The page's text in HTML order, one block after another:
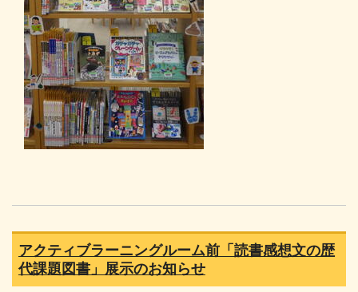
アクティブラーニングルーム前「読書感想文の歴
代課題図書」展示のお知らせ